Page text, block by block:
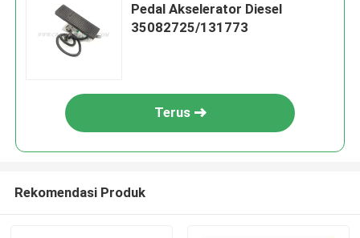
Pedal Akselerator Diesel
35082725/131773
Terus
Rekomendasi Produk